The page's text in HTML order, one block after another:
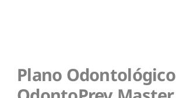
Plano Odontológico